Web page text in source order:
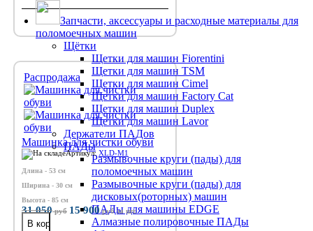
Запчасти, аксессуары и расходные материалы для
поломоечных машин
Щётки
Щетки для машин Fiorentini
Щетки для машин TSM
Щетки для машин Cimel
Щетки для машин Factory Cat
Щетки для машин Duplex
Щетки для машин Lavor
Держатели ПАДов
ПАДы
Размывочные круги (пады) для
поломоечных машин
Размывочные круги (пады) для
дисковых(роторных) машин
ПАДы для машины EDGE
Алмазные полировочные ПАДы
Распродажа
Машинка для чистки обуви
Артикул: XLD-M1
Длина - 53 см
Ширина - 30 см
Высота - 85 см
31 050руб 15 900рубза шт.